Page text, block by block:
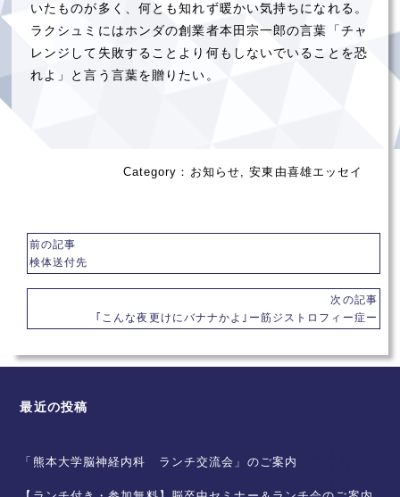
いたものが多く、何とも知れず暖かい気持ちになれる。
ラクシュミにはホンダの創業者本田宗一郎の言葉「チャ
レンジして失敗することより何もしないでいることを恐
れよ」と言う言葉を贈りたい。
Category： お知らせ ,安東由喜雄エッセイ
前の記事
検体送付先
次の記事
｢こんな夜更けにバナナかよ｣ー筋ジストロフィー症ー
最近の投稿
「熊本大学脳神経内科 ランチ交流会」のご案内